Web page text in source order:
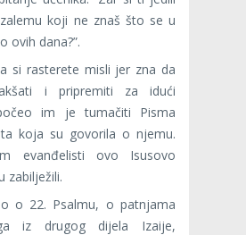
koji ne znaš što se u
ovih dana?”.
si rasterete misli jer zna da
i pri­premiti za idući
im je tumačiti Pisma
koja su govorila o njemu.
evanđelisti ovo Isusovo
zabilježili.
o 22. Psalmu, o patnjama
iz drugog dijela Izaije,